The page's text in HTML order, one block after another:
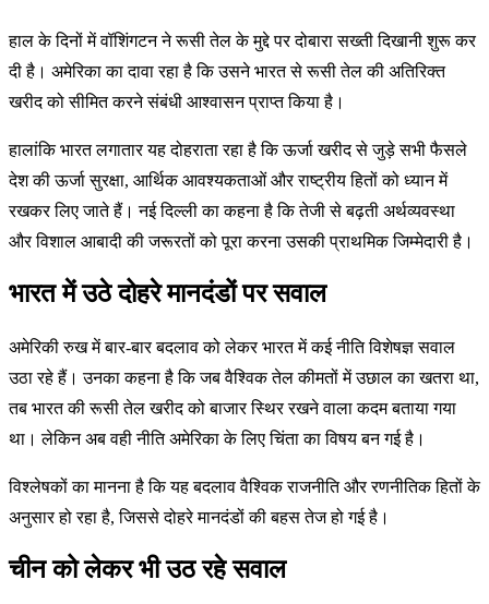
हाल के दिनों में वॉशिंगटन ने रूसी तेल के मुद्दे पर दोबारा सख्ती दिखानी शुरू कर
दी है। अमेरिका का दावा रहा है कि उसने भारत से रूसी तेल की अतिरिक्त
खरीद को सीमित करने संबंधी आश्वासन प्राप्त किया है।
हालांकि भारत लगातार यह दोहराता रहा है कि ऊर्जा खरीद से जुड़े सभी फैसले
देश की ऊर्जा सुरक्षा, आर्थिक आवश्यकताओं और राष्ट्रीय हितों को ध्यान में
रखकर लिए जाते हैं। नई दिल्ली का कहना है कि तेजी से बढ़ती अर्थव्यवस्था
और विशाल आबादी की जरूरतों को पूरा करना उसकी प्राथमिक जिम्मेदारी है।
भारत में उठे दोहरे मानदंडों पर सवाल
अमेरिकी रुख में बार-बार बदलाव को लेकर भारत में कई नीति विशेषज्ञ सवाल
उठा रहे हैं। उनका कहना है कि जब वैश्विक तेल कीमतों में उछाल का खतरा था,
तब भारत की रूसी तेल खरीद को बाजार स्थिर रखने वाला कदम बताया गया
था। लेकिन अब वही नीति अमेरिका के लिए चिंता का विषय बन गई है।
विश्लेषकों का मानना है कि यह बदलाव वैश्विक राजनीति और रणनीतिक हितों के
अनुसार हो रहा है, जिससे दोहरे मानदंडों की बहस तेज हो गई है।
चीन को लेकर भी उठ रहे सवाल